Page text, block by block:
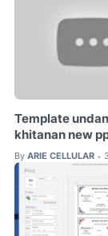
Template
khitanan new
By ARIE CELLULAR •